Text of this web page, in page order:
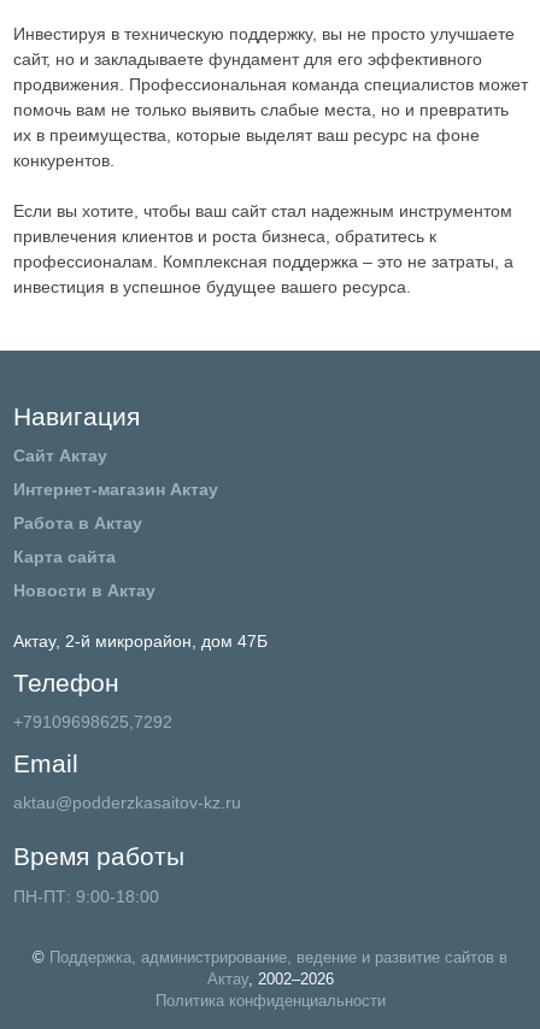
Инвестируя в техническую поддержку, вы не просто улучшаете
сайт, но и закладываете фундамент для его эффективного
продвижения. Профессиональная команда специалистов может
помочь вам не только выявить слабые места, но и превратить
их в преимущества, которые выделят ваш ресурс на фоне
конкурентов.
Если вы хотите, чтобы ваш сайт стал надежным инструментом
привлечения клиентов и роста бизнеса, обратитесь к
профессионалам. Комплексная поддержка – это не затраты, а
инвестиция в успешное будущее вашего ресурса.
Навигация
Сайт Актау
Интернет-магазин Актау
Работа в Актау
Карта сайта
Новости в Актау
Актау, 2-й микрорайон, дом 47Б
Телефон
+79109698625,7292
Email
aktau@podderzkasaitov-kz.ru
Время работы
ПН-ПТ: 9:00-18:00
©
Поддержка, администрирование, ведение и развитие сайтов в
Актау, 2002–2026
Политика конфиденциальности